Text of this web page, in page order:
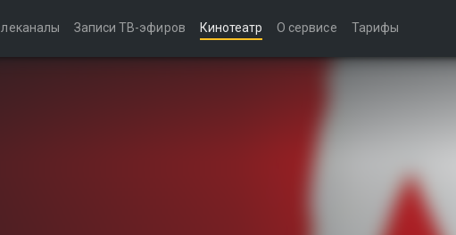
Записи ТВ-эфиров Кинотеатр О сервисе Тарифы